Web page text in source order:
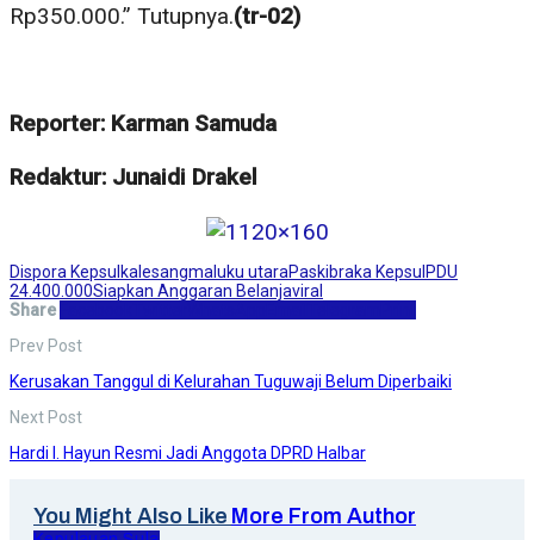
Rp350.000.” Tutupnya.(tr-02)
Reporter: Karman Samuda
Redaktur: Junaidi Drakel
Dispora Kepsul kalesangmaluku utaraPaskibraka Kepsul PDU
24.400.000Siapkan Anggaran Belanjaviral
Share
Prev Post
Kerusakan Tanggul di Kelurahan Tuguwaji Belum Diperbaiki
Next Post
Hardi I. Hayun Resmi Jadi Anggota DPRD Halbar
You Might Also Like More From Author